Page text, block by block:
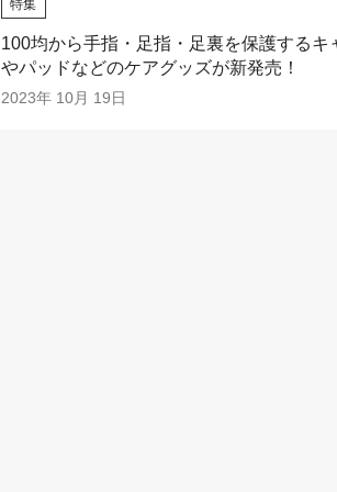
特集
100均から手指・足指・足裏を保護するキ
やパッドなどのケアグッズが新発売！
2023年 10月 19日